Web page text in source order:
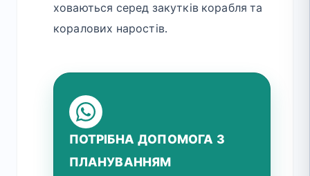
ховаються серед закутків корабля та
коралових наростів.
ПОТРІБНА ДОПОМОГА З
ПЛАНУВАННЯМ